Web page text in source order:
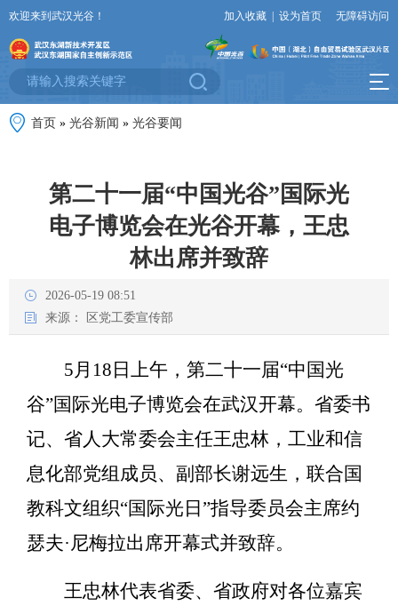
欢迎来到武汉光谷！ 加入收藏 设为首页 无障碍访问
首页 » 光谷新闻 » 光谷要闻
第二十一届“中国光谷”国际光
电子博览会在光谷开幕，王忠
林出席并致辞
2026-05-19 08:51
来源：
区党工委宣传部
5月18日上午，第二十一届“中国光
谷”国际光电子博览会在武汉开幕。省委书
记、省人大常委会主任王忠林，工业和信
息化部党组成员、副部长谢远生，联合国
教科文组织“国际光日”指导委员会主席约
瑟夫·尼梅拉出席开幕式并致辞。
王忠林代表省委、省政府对各位嘉宾